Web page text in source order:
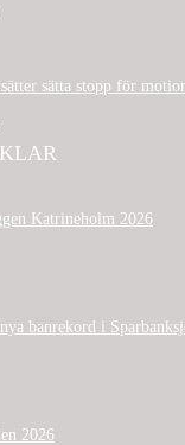
sätta stopp för
Katrineholm 2026
banrekord i
2026